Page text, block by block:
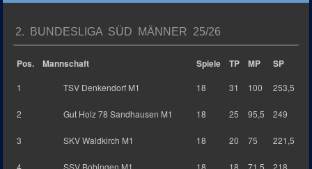
2. BUNDESLIGA SÜD MÄNNER 25/26
Pos. Mannschaft Spiele TP MP SP
1 TSV Denkendorf M1 18 31 100 253,5
2 Gut Holz 78 Sandhausen M1 18 25 95,5 249
3 SKV Waldkirch M1 18 20 75 221,5